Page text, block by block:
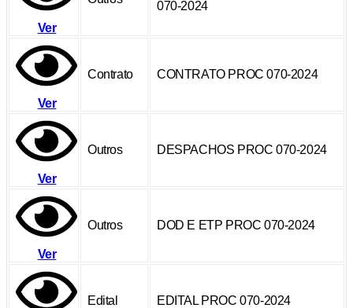
Ver
070-2024
Ver
Contrato CONTRATO PROC 070-2024
Ver
Outros DESPACHOS PROC 070-2024
Ver
Outros DOD E ETP PROC 070-2024
Edital EDITAL PROC 070-2024